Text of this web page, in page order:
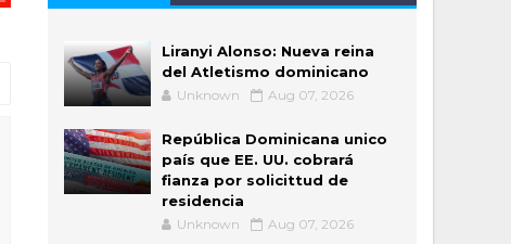
Liranyi Alonso: Nueva reina
del Atletismo dominicano
Unknown Aug 07, 2026
República Dominicana unico
país que EE. UU. cobrará
fianza por solicittud de
residencia
Unknown Aug 07, 2026